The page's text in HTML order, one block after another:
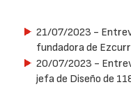
21/07/2023 -
fundadora de
20/07/2023 -
jefa de Diseño de